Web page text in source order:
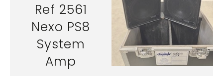
Ref 2561
Nexo PS8
System
Amp